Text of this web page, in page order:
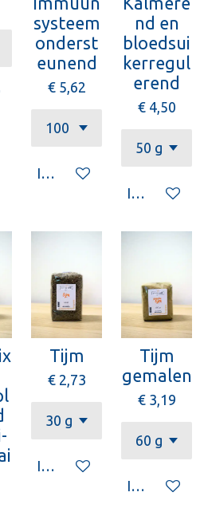
systeem
onderst
eunend
€ 5,62
In winkelwagen
nd en
bloedsui
kerregul
erend
€ 4,50
In
Tijm
€ 2,73
In winkelwagen
Tijm
gemalen
€ 3,19
In